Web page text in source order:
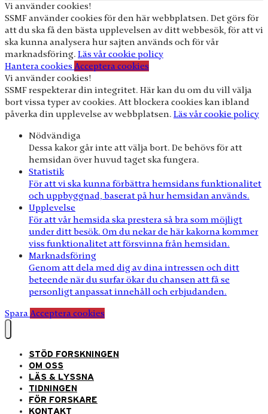
Vi använder cookies!
SSMF använder cookies för den här webbplatsen. Det görs för
att du ska få den bästa upplevelsen av ditt webbesök, för att vi
ska kunna analysera hur sajten används och för vår
marknadsföring. Läs vår cookie policy
Hantera cookies Acceptera cookies
Vi använder cookies!
SSMF respekterar din integritet. Här kan du om du vill välja
bort vissa typer av cookies. Att blockera cookies kan ibland
påverka din upplevelse av webbplatsen. Läs vår cookie policy
Nödvändiga
Dessa kakor går inte att välja bort. De behövs för att
hemsidan över huvud taget ska fungera.
Statistik
För att vi ska kunna förbättra hemsidans funktionalitet
och uppbyggnad, baserat på hur hemsidan används.
Upplevelse
För att vår hemsida ska prestera så bra som möjligt
under ditt besök. Om du nekar de här kakorna kommer
viss funktionalitet att försvinna från hemsidan.
Marknadsföring
Genom att dela med dig av dina intressen och ditt
beteende när du surfar ökar du chansen att få se
personligt anpassat innehåll och erbjudanden.
Spara Acceptera cookies
STÖD FORSKNINGEN
OM OSS
LÄS & LYSSNA
TIDNINGEN
FÖR FORSKARE
KONTAKT